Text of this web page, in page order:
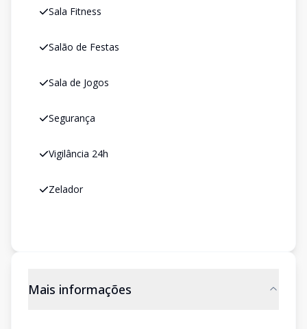
Sala Fitness
Salão de Festas
Sala de Jogos
Segurança
Vigilância 24h
Zelador
Mais informações